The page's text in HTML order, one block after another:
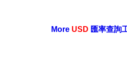
More USD 匯率查詢